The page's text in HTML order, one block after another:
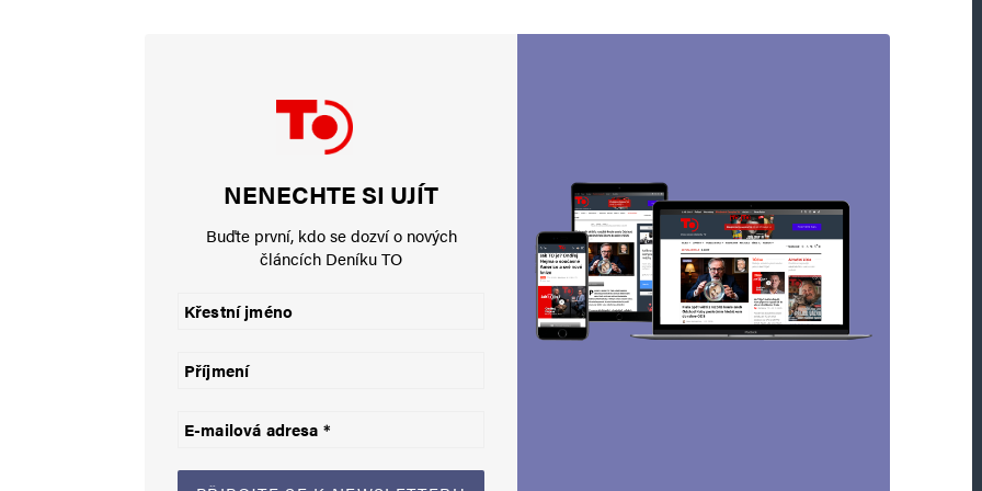
polí na Ukrajině 🙂 // USAci se dozajista zlobit nebudou. Už na svoji proxy
válce s Ruskem vydělali dost ve všech ohledech. Aneb USA nemají přátel nebo
nepřátel, ale jen svoje zájmy…
Jan Ackermann
Samozřejmě, opět dosáhneme na vyrovnaný rozočet např. tak, že se osekají
výdaje na armádu a nejen na ní, zase se nebude nikam investovat a všechny
něco, co neudělám, jen proto, aby mi naštvaní lidé dali hlas. Ubohé, krátkozraké.
NENECHTE SI UJÍT
Buďte první, kdo se dozví o nových
článcích Deníku TO